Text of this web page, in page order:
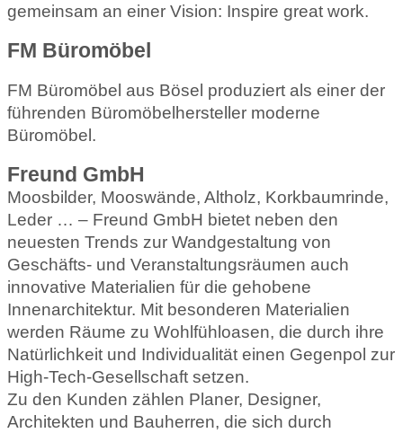
gemeinsam an einer Vision: Inspire great work.
FM Büromöbel
FM Büromöbel aus Bösel produziert als einer der
führenden Büromöbelhersteller moderne
Büromöbel.
Freund GmbH
Moosbilder, Mooswände, Altholz, Korkbaumrinde,
Leder … – Freund GmbH bietet neben den
neuesten Trends zur Wandgestaltung von
Geschäfts- und Veranstaltungsräumen auch
innovative Materialien für die gehobene
Innenarchitektur. Mit besonderen Materialien
werden Räume zu Wohlfühloasen, die durch ihre
Natürlichkeit und Individualität einen Gegenpol zur
High-Tech-Gesellschaft setzen.
Zu den Kunden zählen Planer, Designer,
Architekten und Bauherren, die sich durch